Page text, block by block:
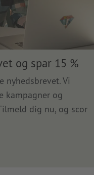
og spar 15 %
Vi
kampagner og
dig nu, og scor